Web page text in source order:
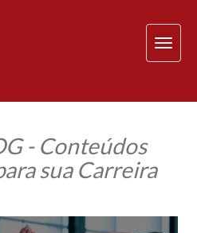
- Conteúdos
sua Carreira